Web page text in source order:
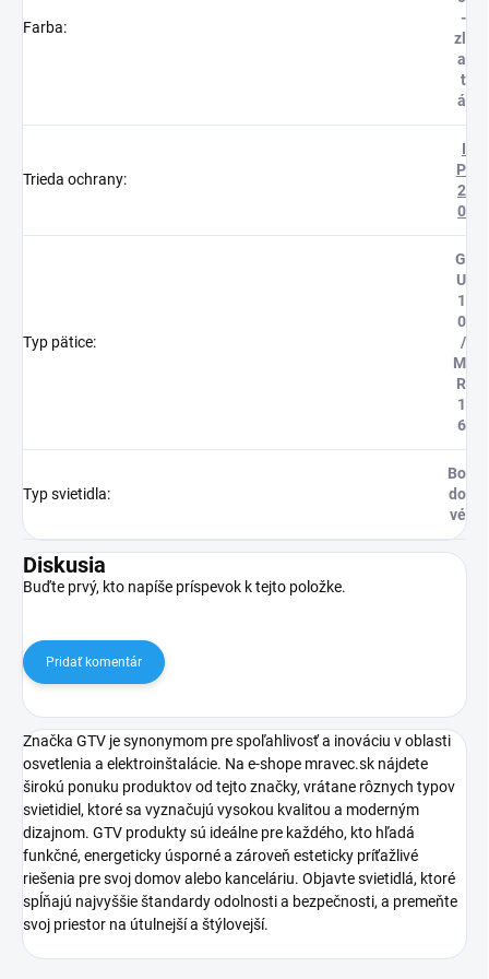
Farba:
-
zl
a
t
á
Trieda ochrany:
I
P
2
0
Typ pätice:
G
U
1
0
/
M
R
1
6
Typ svietidla:
Bo
do
vé
Diskusia
Buďte prvý, kto napíše príspevok k tejto položke.
Pridať komentár
Značka GTV je synonymom pre spoľahlivosť a inováciu v oblasti
osvetlenia a elektroinštalácie. Na e-shope mravec.sk nájdete
širokú ponuku produktov od tejto značky, vrátane rôznych typov
svietidiel, ktoré sa vyznačujú vysokou kvalitou a moderným
dizajnom. GTV produkty sú ideálne pre každého, kto hľadá
funkčné, energeticky úsporné a zároveň esteticky príťažlivé
riešenia pre svoj domov alebo kanceláriu. Objavte svietidlá, ktoré
spĺňajú najvyššie štandardy odolnosti a bezpečnosti, a premeňte
svoj priestor na útulnejší a štýlovejší.